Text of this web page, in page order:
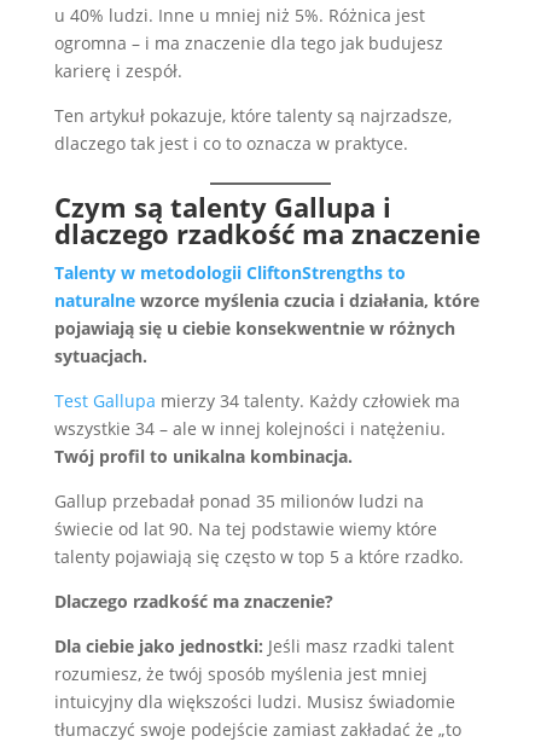
u 40% ludzi. Inne u mniej niż 5%. Różnica jest
ogromna – i ma znaczenie dla tego jak budujesz
karierę i zespół.
Ten artykuł pokazuje, które talenty są najrzadsze,
dlaczego tak jest i co to oznacza w praktyce.
Czym są talenty Gallupa i
dlaczego rzadkość ma znaczenie
Talenty w metodologii CliftonStrengths to
naturalnewzorce myślenia czucia i działania, które
pojawiają się u ciebie konsekwentnie w różnych
sytuacjach.
Test Gallupa mierzy 34 talenty. Każdy człowiek ma
wszystkie 34 – ale w innej kolejności i natężeniu.
Twój profil to unikalna kombinacja.
Gallup przebadał ponad 35 milionów ludzi na
świecie od lat 90. Na tej podstawie wiemy które
talenty pojawiają się często w top 5 a które rzadko.
Dlaczego rzadkość ma znaczenie?
Dla ciebie jako jednostki: Jeśli masz rzadki talent
rozumiesz, że twój sposób myślenia jest mniej
intuicyjny dla większości ludzi. Musisz świadomie
tłumaczyć swoje podejście zamiast zakładać że „to